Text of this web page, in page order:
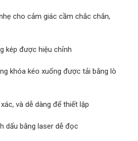
cho cảm giác cầm chắc chắn,
kép được hiệu chỉnh
khóa kéo xuống được tải bằng lò
và dễ dàng để thiết lập
dấu bằng laser dễ đọc